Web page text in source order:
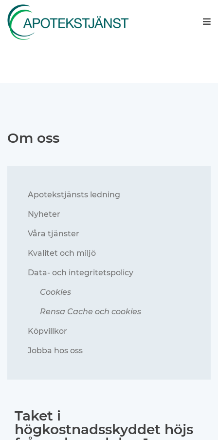
Om oss
Apotekstjänsts ledning
Nyheter
Våra tjänster
Kvalitet och miljö
Data- och integritetspolicy
Cookies
Rensa Cache och cookies
Köpvillkor
Jobba hos oss
Taket i
högkostnadsskyddet höjs